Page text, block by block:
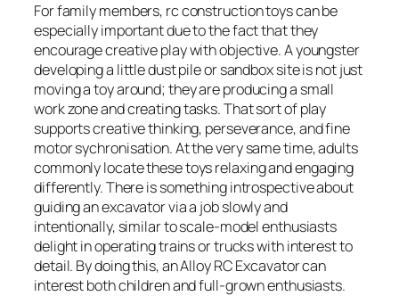
For family members, rc construction toys can be
especially important due to the fact that they
encourage creative play with objective. A youngster
developing a little dust pile or sandbox site is not just
moving a toy around; they are producing a small
work zone and creating tasks. That sort of play
supports creative thinking, perseverance, and fine
motor sychronisation. At the very same time, adults
commonly locate these toys relaxing and engaging
differently. There is something introspective about
guiding an excavator via a job slowly and
intentionally, similar to scale-model enthusiasts
delight in operating trains or trucks with interest to
detail. By doing this, an Alloy RC Excavator can
interest both children and full-grown enthusiasts.